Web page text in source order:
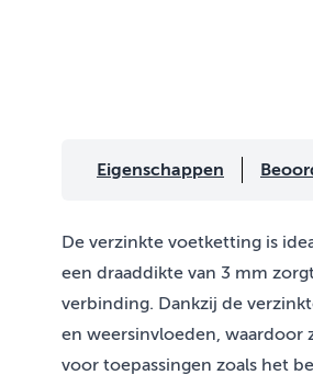
Eigenschappen
De verzinkte voetketting is
een draaddikte van 3 mm
verbinding. Dankzij de
en weersinvloeden, waardoor
voor toepassingen zoals het